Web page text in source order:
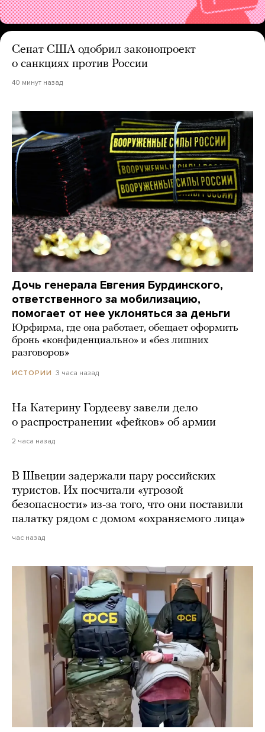
Сенат США одобрил законопроект
о санкциях против России
40 минут назад
Дочь генерала Евгения Бурдинского,
ответственного за мобилизацию,
помогает от нее уклоняться за деньги
Юрфирма, где она работает, обещает оформить
бронь «конфиденциально» и «без лишних
разговоров»
ИСТОРИИ 3 часа назад
На Катерину Гордееву завели дело
о распространении «фейков» об армии
2 часа назад
В Швеции задержали пару российских
туристов. Их посчитали «угрозой
безопасности» из-за того, что они поставили
палатку рядом с домом «охраняемого лица»
час назад